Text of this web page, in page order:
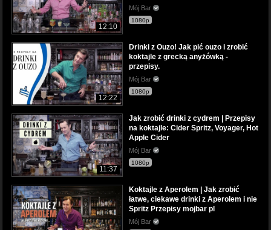
12:10
Mój Bar
1080p
12:22
Drinki z Ouzo! Jak pić ouzo i zrobić
koktajle z grecką anyżówką -
przepisy.
Mój Bar
1080p
11:37
Jak zrobić drinki z cydrem | Przepisy
na koktajle: Cider Spritz, Voyager, Hot
Apple Cider
Mój Bar
1080p
Koktajle z Aperolem | Jak zrobić
łatwe, ciekawe drinki z Aperolem i nie
Spritz Przepisy mojbar pl
Mój Bar